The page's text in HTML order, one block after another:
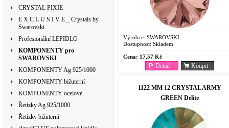
CRYSTAL PIXIE
E X C L U S I V E _ Crystals by
Swarovski
Profesionální LEPIDLO
KOMPONENTY pro
SWAROVSKI
KOMPONENTY Ag 925/1000
KOMPONENTY bižuterní
KOMPONENTY ocelové
Řetízky Ag 925/1000
Řetízky bižuterní
Výrobce: SWAROVSKI
Dostupnost: Skladem
Cena: 17,57 Kč
Koupit
Detail
1122 MM 12 CRYSTAL ARMY
GREEN Delite